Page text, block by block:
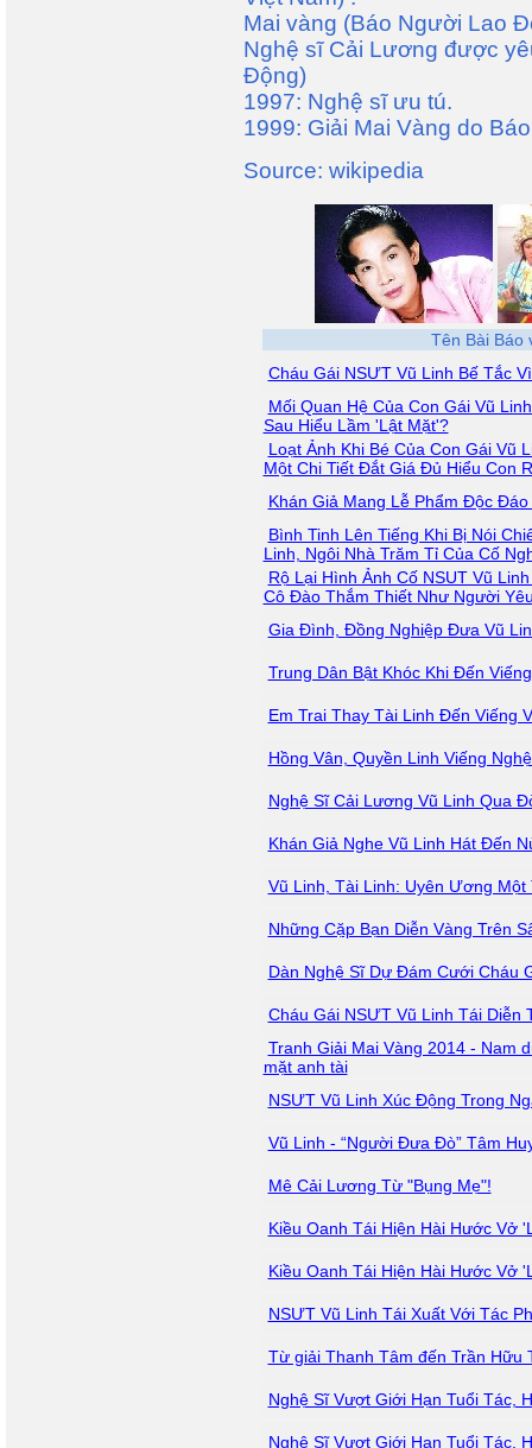
Mai vàng (Báo Người Lao
Nghệ sĩ Cải Lương được
Động)
1997: Nghệ sĩ ưu tú.
1999: Giải Mai Vàng do
Source: wikipedia
Tên Bài Báo
Cháu Gái NSƯT Vũ Linh Bế Tắc
Mối Quan Hệ Của Con Gái Vũ
Sau Hiểu Lầm 'Lật Mặt'?
Loạt Ảnh Khi Bé Của Con Gái Vũ
Một Chi Tiết Đắt Giá Đủ Hiểu Con
Khán Giả Mang Lễ Phẩm Độc
Bình Tinh Lên Tiếng Khi Bị Nói
Linh, Ngôi Nhà Trăm Tỉ Của Cố
Rộ Lại Hình Ảnh Cố NSUT Vũ
Cô Đào Thắm Thiết Như Người
Gia Đình, Đồng Nghiệp Đưa Vũ
Trung Dân Bật Khóc Khi Đến
Em Trai Thay Tài Linh Đến Viếng
Hồng Vân, Quyền Linh Viếng
Nghệ Sĩ Cải Lương Vũ Linh Qua
Khán Giả Nghe Vũ Linh Hát Đến
Vũ Linh, Tài Linh: Uyên Ương
Những Cặp Bạn Diễn Vàng Trên
Dàn Nghệ Sĩ Dự Đám Cưới Cháu
Cháu Gái NSƯT Vũ Linh Tái Diễn
Tranh Giải Mai Vàng 2014 - Nam
mặt anh tài
NSƯT Vũ Linh Xúc Động Trong
Vũ Linh - “Người Đưa Đò” Tâm
Mê Cải Lương Từ "Bụng Mẹ"!
Kiều Oanh Tái Hiện Hài Hước Vở
Kiều Oanh Tái Hiện Hài Hước Vở
NSƯT Vũ Linh Tái Xuất Với Tác
Từ giải Thanh Tâm đến Trần Hữu
Nghệ Sĩ Vượt Giới Hạn Tuổi Tác,
Nghệ Sĩ Vượt Giới Hạn Tuổi Tác,